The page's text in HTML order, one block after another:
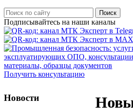
Поиск
Подписывайтесь на наши каналы
Получить консультацию
Новости